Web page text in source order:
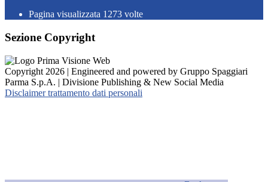
Pagina visualizzata 1273 volte
Sezione Copyright
Copyright 2026 | Engineered and powered by Gruppo Spaggiari
Parma S.p.A. | Divisione Publishing & New Social Media
Disclaimer trattamento dati personali